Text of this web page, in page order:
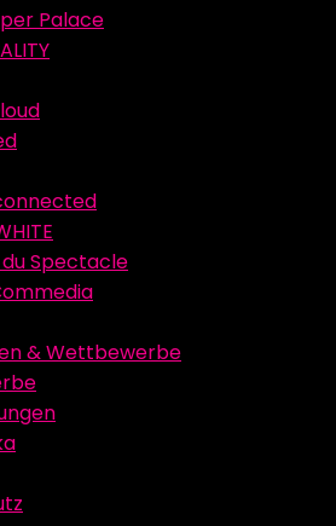
Palace
Spectacle
& Wettbewerbe